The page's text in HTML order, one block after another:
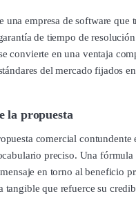
una empresa de software que
de tiempo de
convierte en una ventaja
del mercado fijados
la propuesta
comercial contundente
preciso. Una fórmula
en torno al beneficio
tangible que refuerce su